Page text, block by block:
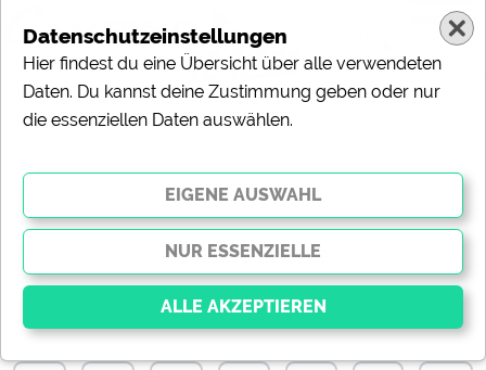
Campingplätze
Specials Aktuelle News
Datenschutzeinstellungen
Hier findest du eine Übersicht über alle verwendeten
Daten. Du kannst deine Zustimmung geben oder nur
die essenziellen Daten auswählen.